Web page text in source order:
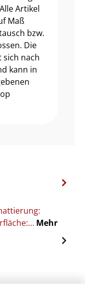
Artikel
Maß
bzw.
Die
nach
kann in
Mehr